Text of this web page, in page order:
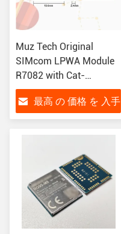
Muz Tech Original
SIMcom LPWA Module
R7082 with Cat-
NB/GPRS Low Power
Consumption and
Compact Size for M2M
最高 の 価格 を 入手